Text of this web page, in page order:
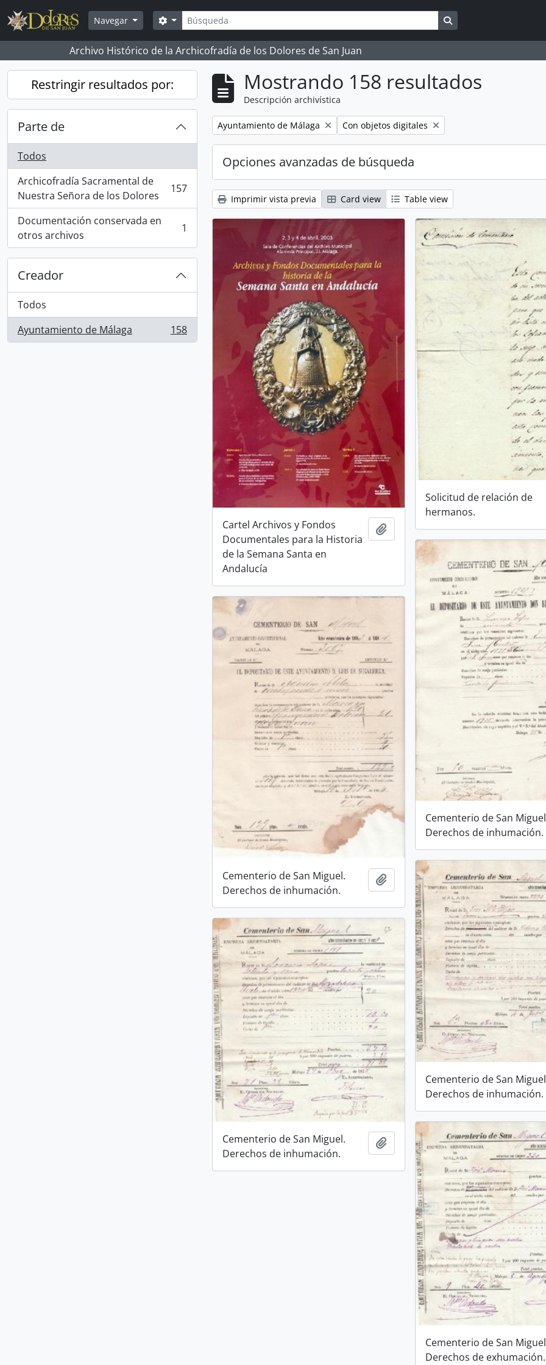
Skip to main content
Navegar
Búsqueda
Search options Search in browse page
Archivo Histórico de la Archicofradía de los Dolores de San Juan
Restringir resultados por:
Parte de
Todos
Archicofradía Sacramental de
Nuestra Señora de los Dolores
, 157 resultados 157
Documentación conservada en
otros archivos
, 1 resultados 1
Creador
Todos
Ayuntamiento de Málaga
, 158 resultados 158
Mostrando 158 resultados
Descripción archivística
Remove filter:
Ayuntamiento de Málaga Remove filter:
Con objetos digitales
Opciones avanzadas de búsqueda
Imprimir vista previa Card view Table view
Cartel Archivos y Fondos
Documentales para la Historia
de la Semana Santa en
Andalucía
Añadir al portapapeles
Solicitud de relación de
hermanos.
Cementerio de San
Derechos de inhumación.
Cementerio de San Miguel.
Derechos de inhumación.
Añadir al portapapeles
Cementerio de San
Derechos de inhumación.
Cementerio de San Miguel.
Derechos de inhumación.
Añadir al portapapeles
Cementerio de San
Derechos de exhumación.